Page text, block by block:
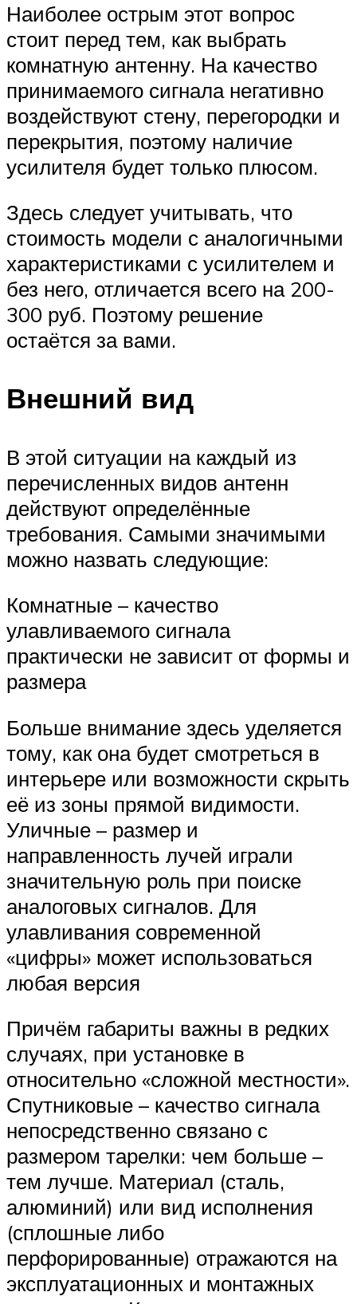
Наиболее острым этот вопрос
стоит перед тем, как выбрать
комнатную антенну. На качество
принимаемого сигнала негативно
воздействуют стену, перегородки и
перекрытия, поэтому наличие
усилителя будет только плюсом.
Здесь следует учитывать, что
стоимость модели с аналогичными
характеристиками с усилителем и
без него, отличается всего на 200-
300 руб. Поэтому решение
остаётся за вами.
Внешний вид
В этой ситуации на каждый из
перечисленных видов антенн
действуют определённые
требования. Самыми значимыми
можно назвать следующие:
Комнатные – качество
улавливаемого сигнала
практически не зависит от формы и
размера
Больше внимание здесь уделяется
тому, как она будет смотреться в
интерьере или возможности скрыть
её из зоны прямой видимости.
Уличные – размер и
направленность лучей играли
значительную роль при поиске
аналоговых сигналов. Для
улавливания современной
«цифры» может использоваться
любая версия
Причём габариты важны в редких
случаях, при установке в
относительно «сложной местности».
Спутниковые – качество сигнала
непосредственно связано с
размером тарелки: чем больше –
тем лучше. Материал (сталь,
алюминий) или вид исполнения
(сплошные либо
перфорированные) отражаются на
эксплуатационных и монтажных